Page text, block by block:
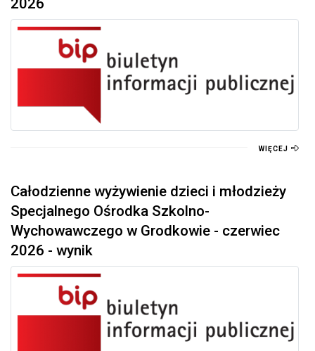
WIĘCEJ
Całodzienne wyżywienie dzieci i młodzieży
Specjalnego Ośrodka Szkolno-
Wychowawczego w Grodkowie - czerwiec
2026 - wynik